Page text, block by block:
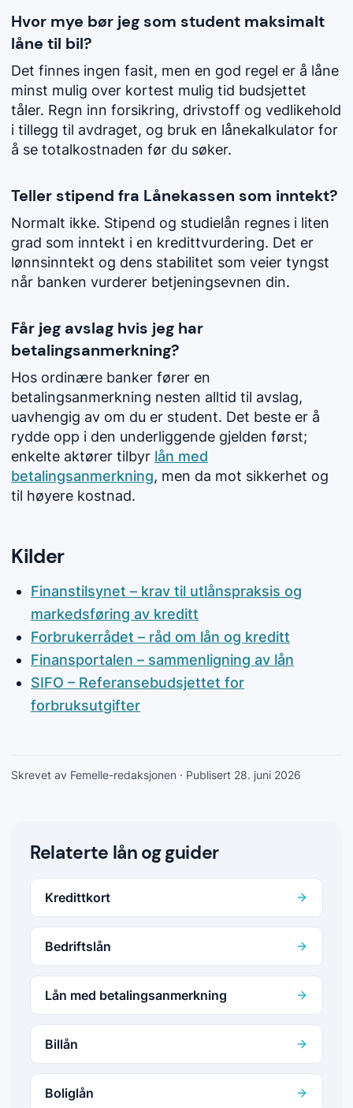
Hvor mye bør jeg som student maksimalt
låne til bil?
Det finnes ingen fasit, men en god regel er å låne
minst mulig over kortest mulig tid budsjettet
tåler. Regn inn forsikring, drivstoff og vedlikehold
i tillegg til avdraget, og bruk en lånekalkulator for
å se totalkostnaden før du søker.
Teller stipend fra Lånekassen som inntekt?
Normalt ikke. Stipend og studielån regnes i liten
grad som inntekt i en kredittvurdering. Det er
lønnsinntekt og dens stabilitet som veier tyngst
når banken vurderer betjeningsevnen din.
Får jeg avslag hvis jeg har
betalingsanmerkning?
Hos ordinære banker fører en
betalingsanmerkning nesten alltid til avslag,
uavhengig av om du er student. Det beste er å
rydde opp i den underliggende gjelden først;
enkelte aktører tilbyr lån med
betalingsanmerkning, men da mot sikkerhet og
til høyere kostnad.
Kilder
Finanstilsynet – krav til utlånspraksis og
markedsføring av kreditt
Forbrukerrådet – råd om lån og kreditt
Finansportalen – sammenligning av lån
SIFO – Referansebudsjettet for
forbruksutgifter
Skrevet av Femelle-redaksjonen · Publisert 28. juni 2026
Relaterte lån og guider
Kredittkort
Bedriftslån
Lån med betalingsanmerkning
Billån
Boliglån